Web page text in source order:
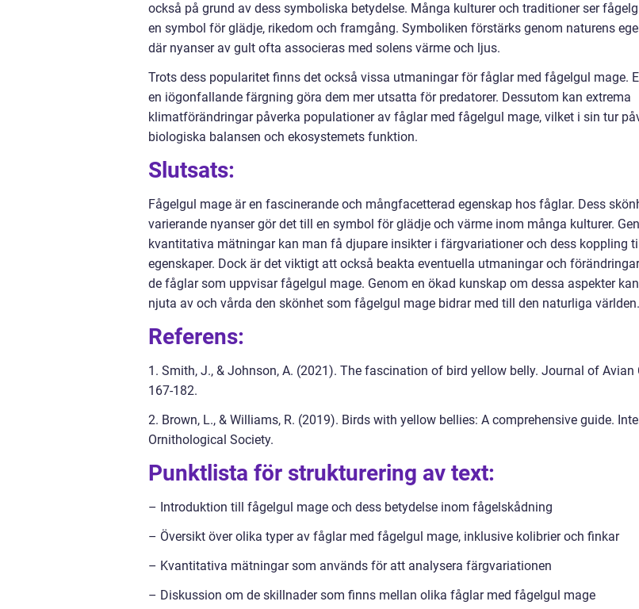
också på grund av dess symboliska betydelse. Många kulturer och traditioner ser
en symbol för glädje, rikedom och framgång. Symboliken förstärks genom naturens
där nyanser av gult ofta associeras med solens värme och ljus.
Trots dess popularitet finns det också vissa utmaningar för fåglar med fågelgul mage.
en iögonfallande färgning göra dem mer utsatta för predatorer. Dessutom kan extrema
klimatförändringar påverka populationer av fåglar med fågelgul mage, vilket i sin tur
biologiska balansen och ekosystemets funktion.
Slutsats:
Fågelgul mage är en fascinerande och mångfacetterad egenskap hos fåglar. Dess
varierande nyanser gör det till en symbol för glädje och värme inom många kulturer.
kvantitativa mätningar kan man få djupare insikter i färgvariationer och dess koppling
egenskaper. Dock är det viktigt att också beakta eventuella utmaningar och
de fåglar som uppvisar fågelgul mage. Genom en ökad kunskap om dessa aspekter
njuta av och vårda den skönhet som fågelgul mage bidrar med till den naturliga världen.
Referens:
1. Smith, J., & Johnson, A. (2021). The fascination of bird yellow belly. Journal of Avian
167-182.
2. Brown, L., & Williams, R. (2019). Birds with yellow bellies: A comprehensive guide.
Ornithological Society.
Punktlista för strukturering av text:
– Introduktion till fågelgul mage och dess betydelse inom fågelskådning
– Översikt över olika typer av fåglar med fågelgul mage, inklusive kolibrier och finkar
– Kvantitativa mätningar som används för att analysera färgvariationen
– Diskussion om de skillnader som finns mellan olika fåglar med fågelgul mage